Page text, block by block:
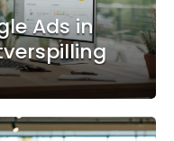
Ads in